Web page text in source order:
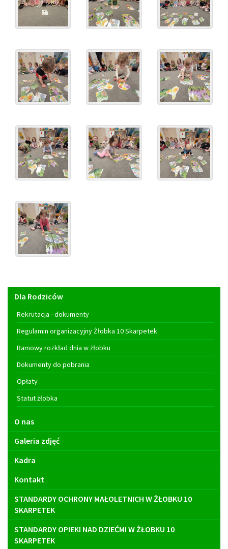
Menu
główne
Dla Rodziców
Rekrutacja - dokumenty
Regulamin organizacyjny Żłobka 10 Skarpetek
Ramowy rozkład dnia w żłobku
Dokumenty do pobrania
Opłaty
Statut żłobka
O nas
Galeria zdjęć
Kadra
Kontakt
STANDARDY OCHRONY MAŁOLETNICH W ŻŁOBKU 10
SKARPETEK
STANDARDY OPIEKI NAD DZIEĆMI W ŻŁOBKU 10
SKARPETEK